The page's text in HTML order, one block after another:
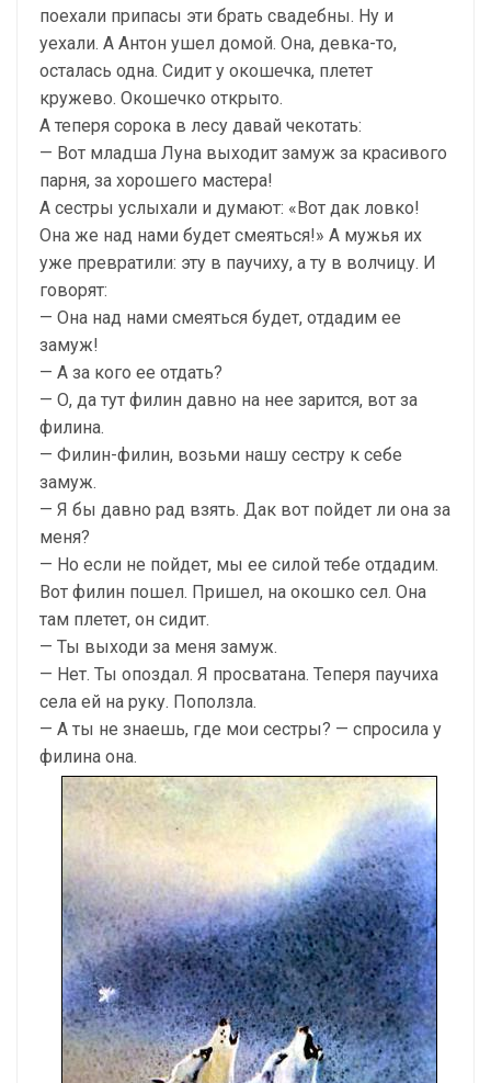
поехали припасы эти брать свадебны. Ну и
уехали. А Антон ушел домой. Она, девка-то,
осталась одна. Сидит у окошечка, плетет
кружево. Окошечко открыто.
А теперя сорока в лесу давай чекотать:
— Вот младша Луна выходит замуж за красивого
парня, за хорошего мастера!
А сестры услыхали и думают: «Вот дак ловко!
Она же над нами будет смеяться!» А мужья их
уже превратили: эту в паучиху, а ту в волчицу. И
говорят:
— Она над нами смеяться будет, отдадим ее
замуж!
— А за кого ее отдать?
— О, да тут филин давно на нее зарится, вот за
филина.
— Филин-филин, возьми нашу сестру к себе
замуж.
— Я бы давно рад взять. Дак вот пойдет ли она за
меня?
— Но если не пойдет, мы ее силой тебе отдадим.
Вот филин пошел. Пришел, на окошко сел. Она
там плетет, он сидит.
— Ты выходи за меня замуж.
— Нет. Ты опоздал. Я просватана. Теперя паучиха
села ей на руку. Поползла.
— А ты не знаешь, где мои сестры? — спросила у
филина она.